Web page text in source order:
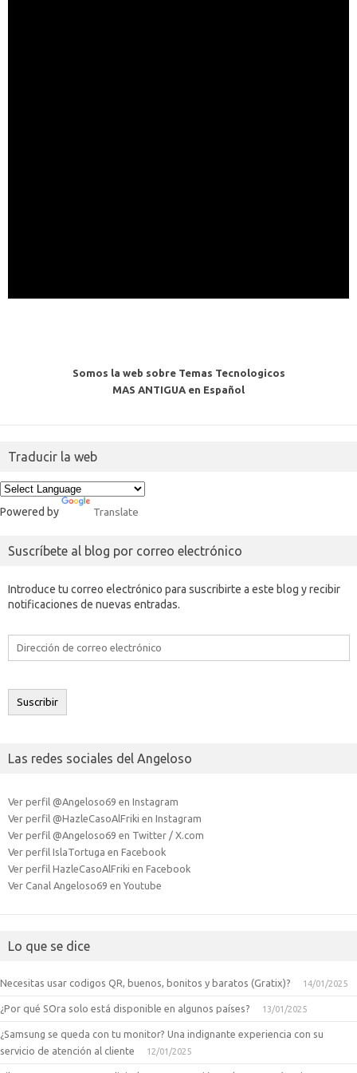
Somos la web sobre Temas Tecnologicos
MAS ANTIGUA en Español
Traducir la web
Powered by Translate
Suscríbete al blog por correo electrónico
Introduce tu correo electrónico para suscribirte a este blog y recibir
notificaciones de nuevas entradas.
Dirección
electrónico
Suscribir
Las redes sociales del Angeloso
Ver perfil @Angeloso69 en Instagram
Ver perfil @HazleCasoAlFriki en Instagram
Ver perfil @Angeloso69 en Twitter / X.com
Ver perfil IslaTortuga en Facebook
Ver perfil HazleCasoAlFriki en Facebook
Ver Canal Angeloso69 en Youtube
Lo que se dice
Necesitas usar codigos QR, buenos, bonitos y baratos (Gratix)? 14/01/2025
¿Por qué SOra solo está disponible en algunos países? 13/01/2025
¿Samsung se queda con tu monitor? Una indignante experiencia con su
servicio de atención al cliente
12/01/2025